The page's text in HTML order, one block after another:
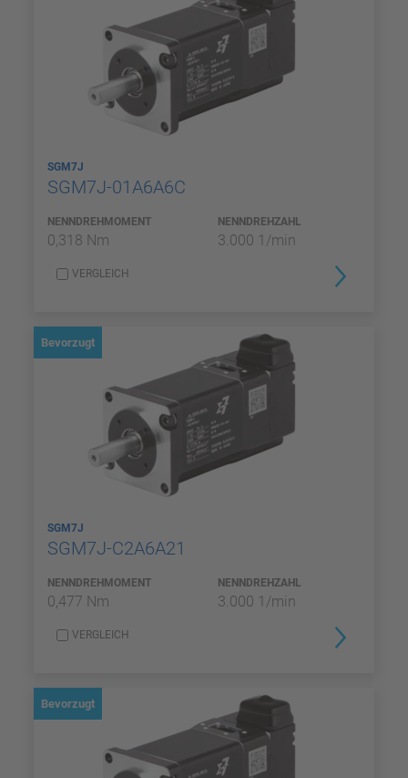
SGM7J
SGM7J-01A6A6C
NENNDREHMOMENT
0,318 Nm
NENNDREHZAHL
3.000 1/min
VERGLEICH
Bevorzugt
SGM7J
SGM7J-C2A6A21
NENNDREHMOMENT
0,477 Nm
NENNDREHZAHL
3.000 1/min
VERGLEICH
Bevorzugt